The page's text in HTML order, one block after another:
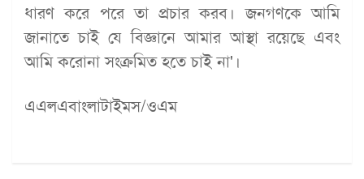
ধারণ করে পরে তা প্রচার করব। জনগণকে আমি
জানাতে চাই যে বিজ্ঞানে আমার আস্থা রয়েছে এবং
আমি করোনা সংক্রমিত হতে চাই না'।
এএলএবাংলাটাইমস/ওএম